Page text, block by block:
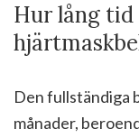
Hur lång
Den fullständiga
månader,